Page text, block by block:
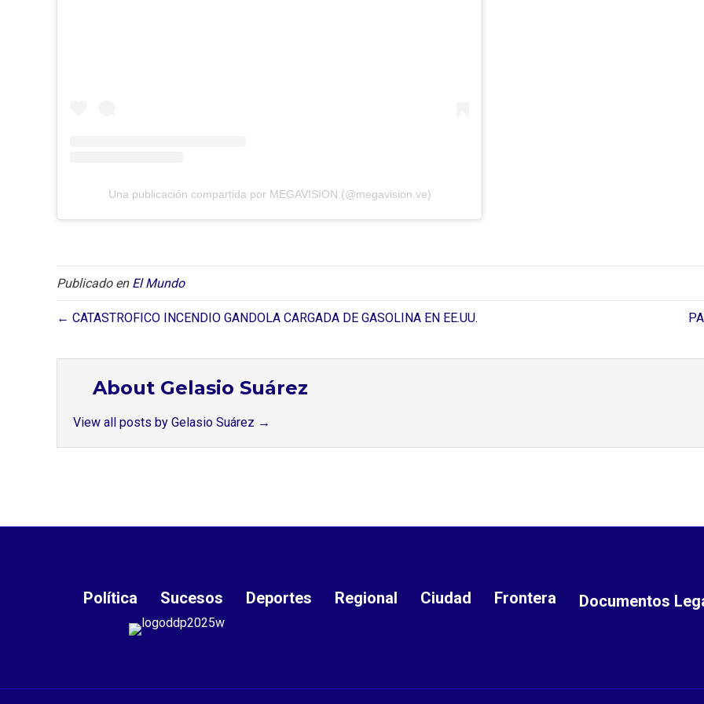
Una publicación compartida por MEGAVISION (@megavision.ve)
Publicado en El Mundo
← CATASTROFICO INCENDIO GANDOLA CARGADA DE GASOLINA EN EE.UU.
About Gelasio Suárez
View all posts by Gelasio Suárez →
Política Sucesos Deportes Regional Ciudad Frontera Documentos